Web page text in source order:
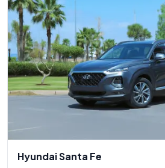
Hyundai Santa Fe